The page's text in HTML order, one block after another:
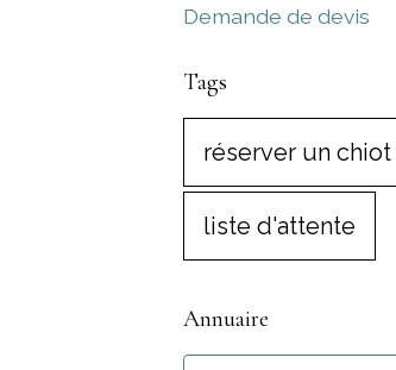
Demande de devis
Tags
réserver un chiot
liste d'attente
Annuaire